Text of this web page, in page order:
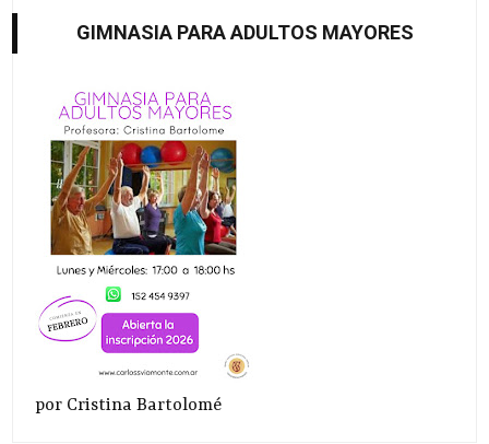
GIMNASIA PARA ADULTOS MAYORES
por Cristina Bartolomé